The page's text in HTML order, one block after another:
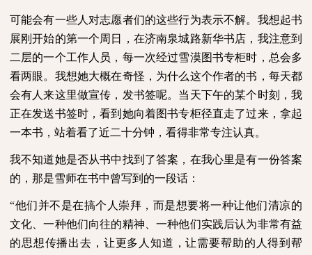
可能会有一些人对志愿者们的这些行为表示不解。我想起书
展刚开始的第一个周日，在济南泉城路新华书店，我注意到
二层的一个工作人员，每一次经过雪漠图书专柜时，总会多
看两眼。我想她大概在奇怪，为什么这个作者的书，每天都
会有人来这里做宣传，发书签呢。当天下午的某个时刻，我
正在发送书签时，看到她向着图书专柜径直走了过来，拿起
一本书，站着看了近二十分钟，看得非常专注认真。
我不知道她是否从书中找到了答案，在我心里是有一份答案
的，那是雪师在书中曾写到的一段话：
“他们并不是在搞个人崇拜，而是想要将一种让他们清凉的
文化、一种他们向往的精神、一种他们实践后认为非常有益
的思想传播出去，让更多人知道，让需要帮助的人得到帮